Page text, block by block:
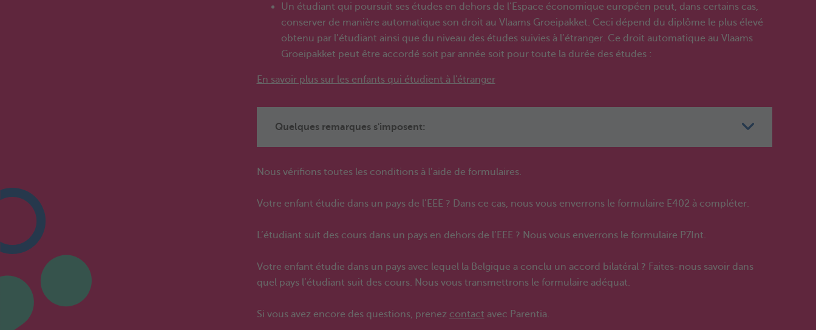
Un étudiant qui poursuit ses études en dehors de l’Espace économique européen peut, dans certains cas,
conserver de manière automatique son droit au Vlaams Groeipakket. Ceci dépend du diplôme le plus élevé
obtenu par l’étudiant ainsi que du niveau des études suivies à l’étranger. Ce droit automatique au Vlaams
Groeipakket peut être accordé soit par année soit pour toute la durée des études :
En savoir plus sur les enfants qui étudient à l'étranger
Quelques remarques s'imposent:
Nous vérifions toutes les conditions à l’aide de formulaires.
Votre enfant étudie dans un pays de l’EEE ? Dans ce cas, nous vous enverrons le formulaire E402 à compléter.
L’étudiant suit des cours dans un pays en dehors de l’EEE ? Nous vous enverrons le formulaire P7Int.
Votre enfant étudie dans un pays avec lequel la Belgique a conclu un accord bilatéral ? Faites-nous savoir dans
quel pays l’étudiant suit des cours. Nous vous transmettrons le formulaire adéquat.
Si vous avez encore des questions, prenez contact avec Parentia.